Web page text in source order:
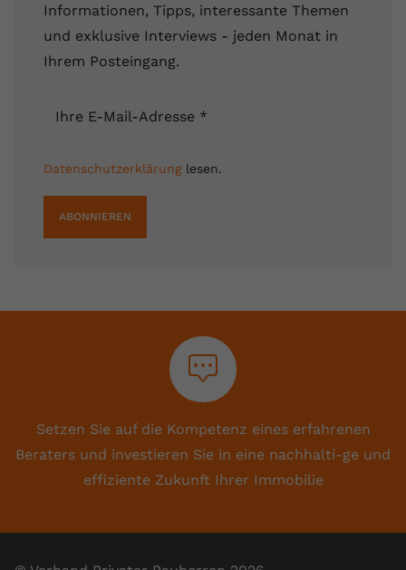
Informationen, Tipps, interessante Themen
und exklusive Interviews - jeden Monat in
Ihrem Posteingang.
Ihre E-Mail-Adresse *
Datenschutzerklärunglesen.
ABONNIEREN
Setzen Sie auf die Kompetenz eines erfahrenen
Beraters und investieren Sie in eine nachhalti-ge und
effiziente Zukunft Ihrer Immobilie